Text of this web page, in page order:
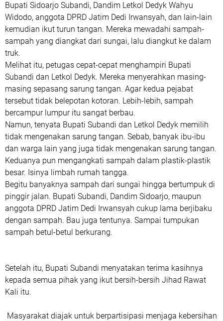
Bupati Sidoarjo Subandi, Dandim Letkol Dedyk Wahyu
Widodo, anggota DPRD Jatim Dedi Irwansyah, dan lain-lain
kemudian ikut turun tangan. Mereka mewadahi sampah-
sampah yang diangkat dari sungai, lalu diangkut ke dalam
truk.
Melihat itu, petugas cepat-cepat menghampiri Bupati
Subandi dan Letkol Dedyk. Mereka menyerahkan masing-
masing sepasang sarung tangan. Agar kedua pejabat
tersebut tidak belepotan kotoran. Lebih-lebih, sampah
bercampur lumpur itu sangat berbau.
Namun, tenyata Bupati Subandi dan Letkol Dedyk memilih
tidak mengenakan sarung tangan. Sebab, banyak ibu-ibu
dan warga lain yang juga tidak mengenakan sarung tangan.
Keduanya pun mengangkati sampah dalam plastik-plastik
besar. Isinya limbah rumah tangga.
Begitu banyaknya sampah dari sungai hingga bertumpuk di
pinggir jalan. Bupati Subandi, Dandim Sidoarjo, maupun
anggota DPRD Jatim Dedi Irwansyah cukup lama berjibaku
dengan sampah. Bau juga tentunya. Sampai tumpukan
sampah betul-betul berkurang.
Setelah itu, Bupati Subandi menyatakan terima kasihnya
kepada semua pihak yang ikut bersih-bersih Jihad Rawat
Kali itu.
Masyarakat diajak untuk berpartisipasi menjaga kebersihan